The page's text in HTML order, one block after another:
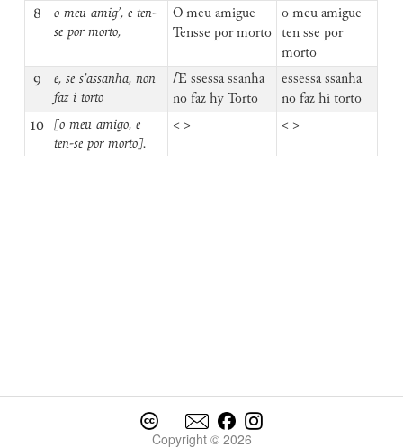
8
o meu amig’, e ten-
se por morto,
O meu amigue
Tensse por morto
o meu amigue
ten sse por
morto
9
e, se s’assanha, non
faz i torto
⌈E ssessa ssanha
nō faz hy Torto
essessa ssanha
nō faz hi torto
10
[o meu amigo, e
ten-se por morto].
< > < >
Copyright © 2026